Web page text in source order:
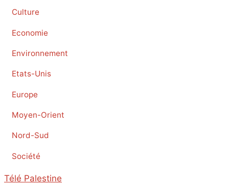
Culture
Economie
Environnement
Etats-Unis
Europe
Moyen-Orient
Nord-Sud
Société
Télé Palestine